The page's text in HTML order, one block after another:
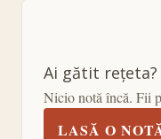
Ai gătit rețeta?
Nicio notă încă. Fii
LASĂ O